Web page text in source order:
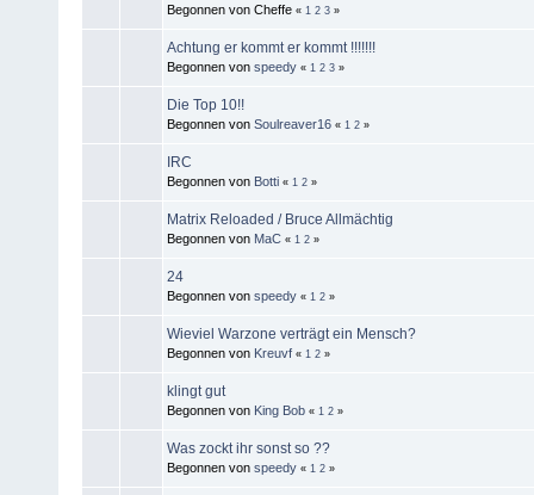
Begonnen von Cheffe « 1 2 3 »
Achtung er kommt er kommt !!!!!!!
Begonnen von speedy « 1 2 3 »
Die Top 10!!
Begonnen von Soulreaver16 « 1 2 »
IRC
Begonnen von Botti « 1 2 »
Matrix Reloaded / Bruce Allmächtig
Begonnen von MaC « 1 2 »
24
Begonnen von speedy « 1 2 »
Wieviel Warzone verträgt ein Mensch?
Begonnen von Kreuvf « 1 2 »
klingt gut
Begonnen von King Bob « 1 2 »
Was zockt ihr sonst so ??
Begonnen von speedy « 1 2 »